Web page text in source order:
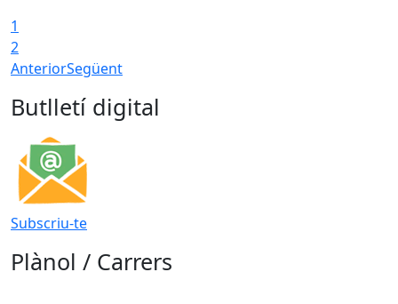
1
2
AnteriorSegüent
Butlletí digital
Subscriu-te
Plànol / Carrers